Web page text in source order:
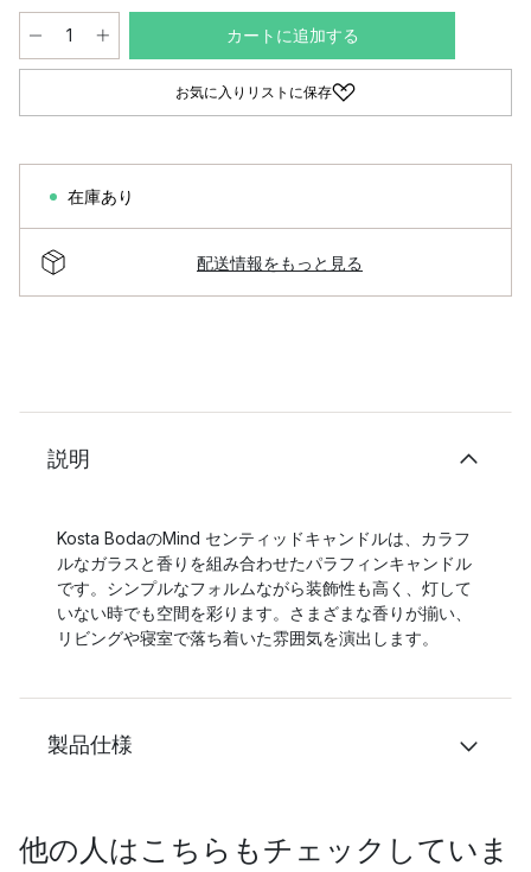
カートに追加する
お気に入りリストに保存
在庫あり
配送情報をもっと見る
説明
Kosta BodaのMind センティッドキャンドルは、カラフ
ルなガラスと香りを組み合わせたパラフィンキャンドル
です。シンプルなフォルムながら装飾性も高く、灯して
いない時でも空間を彩ります。さまざまな香りが揃い、
リビングや寝室で落ち着いた雰囲気を演出します。
製品仕様
他の人はこちらもチェックしていま